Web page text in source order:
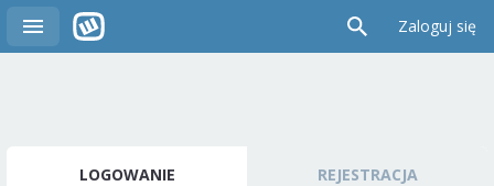
Zaloguj się
LOGOWANIE REJESTRACJA